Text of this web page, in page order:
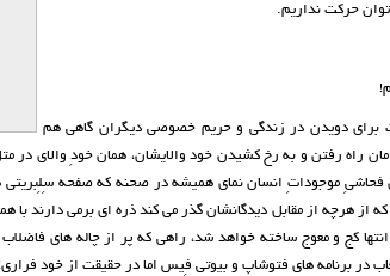
حرکت نداریم.
برای دویدن در زندگی و حریم خصوصی دیگران گاهی هم
راه رفتن و به رخ کشیدن خود والایشان، همان خودِ والای در
فحاشیِ موجوداتِ انسان نمای همیشه در صحنه که صفحه
از هرچه از مقابل دیدگانشان گذر می کند ذره ای برمی دارند با
کج و معوج ساخته خواهد شد، راهی که پر از چاله های
برنامه های فتوشاپ و بیوتی فِیس اما در حقیقت از خود